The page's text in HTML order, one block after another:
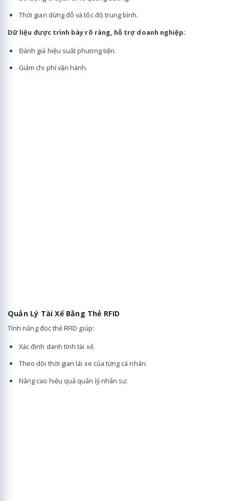
Thời gian dừng đỗ và tốc độ trung bình.
Dữ liệu được trình bày rõ ràng, hỗ trợ doanh nghiệp:
Đánh giá hiệu suất phương tiện.
Giảm chi phí vận hành.
Quản Lý Tài Xế Bằng Thẻ RFID
Tính năng đọc thẻ RFID giúp:
Xác định danh tính tài xế.
Theo dõi thời gian lái xe của từng cá nhân.
Nâng cao hiệu quả quản lý nhân sự.